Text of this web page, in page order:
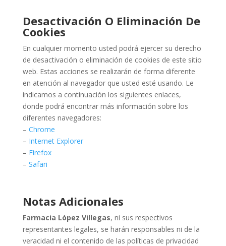
Desactivación O Eliminación De
Cookies
En cualquier momento usted podrá ejercer su derecho
de desactivación o eliminación de cookies de este sitio
web. Estas acciones se realizarán de forma diferente
en atención al navegador que usted esté usando. Le
indicamos a continuación los siguientes enlaces,
donde podrá encontrar más información sobre los
diferentes navegadores:
– Chrome
– Internet Explorer
– Firefox
– Safari
Notas Adicionales
Farmacia López Villegas, ni sus respectivos
representantes legales, se harán responsables ni de la
veracidad ni el contenido de las políticas de privacidad